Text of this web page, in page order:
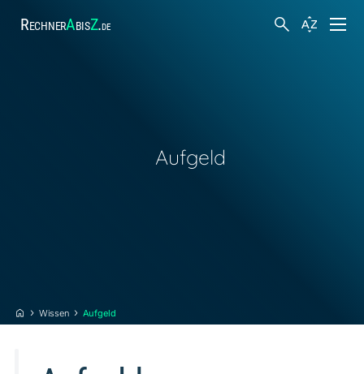
RechnerAbisZ.de
Sonstiges
Wissen Aufgeld
Aufgeld